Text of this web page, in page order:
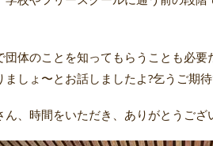
団体のことを知ってもらうことも必
しょ〜とお話しましたよ?乞うご期待
ん、時間をいただき、ありがとうござ